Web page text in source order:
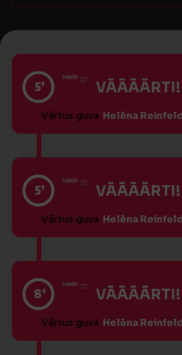
5’
Vārtus guva Helēna
5’
Vārtus guva Helēna
8’
Vārtus guva Helēna